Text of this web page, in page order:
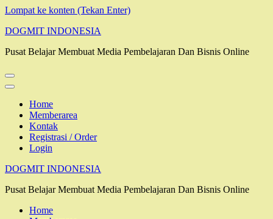
Lompat ke konten (Tekan Enter)
DOGMIT INDONESIA
Pusat Belajar Membuat Media Pembelajaran Dan Bisnis Online
Home
Memberarea
Kontak
Registrasi / Order
Login
DOGMIT INDONESIA
Pusat Belajar Membuat Media Pembelajaran Dan Bisnis Online
Home